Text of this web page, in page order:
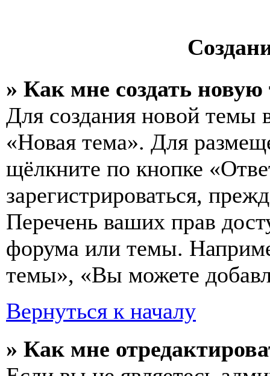
» Как мне создать
Для создания новой темы
«Новая тема». Для
щёлкните по кнопке
зарегистрироваться,
Перечень ваших прав
форума или темы.
темы», «Вы можете
Вернуться к началу
» Как мне